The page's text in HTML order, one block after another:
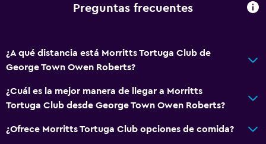
Preguntas frecuentes
¿A qué distancia está Morritts Tortuga Club de
George Town Owen Roberts?
¿Cuál es la mejor manera de llegar a Morritts
Tortuga Club desde George Town Owen Roberts?
¿Ofrece Morritts Tortuga Club opciones de comida?